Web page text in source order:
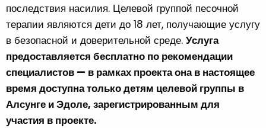
последствия насилия. Целевой группой песочной
терапии являются дети до 18 лет, получающие услугу
в безопасной и доверительной среде. Услуга
предоставляется бесплатно по рекомендации
специалистов — в рамках проекта она в настоящее
время доступна только детям целевой группы в
Алсунге и Эдоле, зарегистрированным для
участия в проекте.